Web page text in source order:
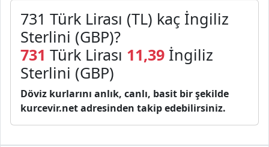
731 Türk Lirası (TL) kaç İngiliz
Sterlini (GBP)?
731 Türk Lirası 11,39 İngiliz
Sterlini (GBP)
Döviz kurlarını anlık, canlı, basit bir şekilde
kurcevir.net adresinden takip edebilirsiniz.